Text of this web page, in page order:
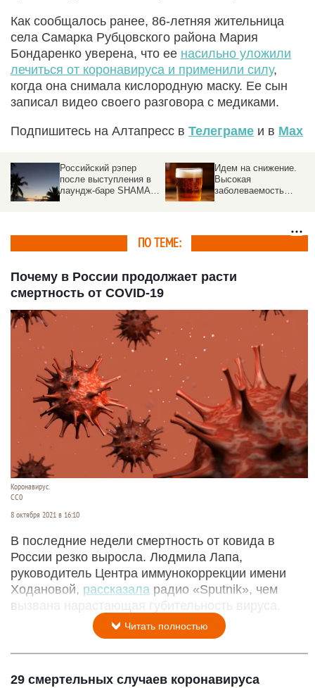
Как сообщалось ранее, 86-летняя жительница
села Самарка Рубцовского района Мария
Бондаренко уверена, что ее насильно уложили
лечиться от коронавируса и применили силу,
когда она снимала кислородную маску. Ее сын
записал видео своего разговора с медиками.
Подпишитесь на Алтапресс в Телеграме и в Max
Российский рэпер
после выступления в
лаундж-баре SHAMAN
Идем на снижение.
Высокая
заболеваемость
ПО ТЕМЕ:
Почему в России продолжает расти
смертность от COVID-19
Коронавирус.
CC0
8 октября 2021 в 16:10
В последние недели смертность от ковида в
России резко выросла. Людмила Лапа,
руководитель Центра иммунокоррекции имени
Ходановой, рассказала радио «Sputnik», чем
вызвана нарастающая губительность вируса.
Читать полностью
29 смертельных случаев коронавируса